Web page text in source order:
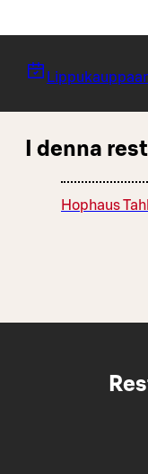
I denna
Hophaus